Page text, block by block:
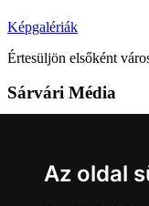
Az oldal
Képgalériák
Értesüljön elsőként
Sárvári Média